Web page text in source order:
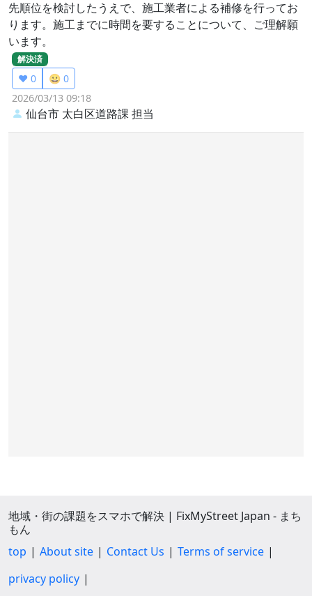
先順位を検討したうえで、施工業者による補修を行ってお
ります。施工までに時間を要することについて、ご理解願
います。
解決済
❤️ 0
😀 0
2026/03/13 09:18
仙台市 太白区道路課 担当
地域・街の課題をスマホで解決 | FixMyStreet Japan - まち
もん
top
About site Contact Us
Terms of service
privacy policy